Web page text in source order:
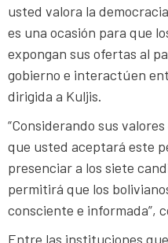
usted valora la
es una ocasión para que
expongan sus ofertas al
gobierno e interactúen
dirigida a Kuljis.
“Considerando sus
que usted aceptará este
presenciar a los siete
permitirá que los
consciente e informada”,
Entre las instituciones